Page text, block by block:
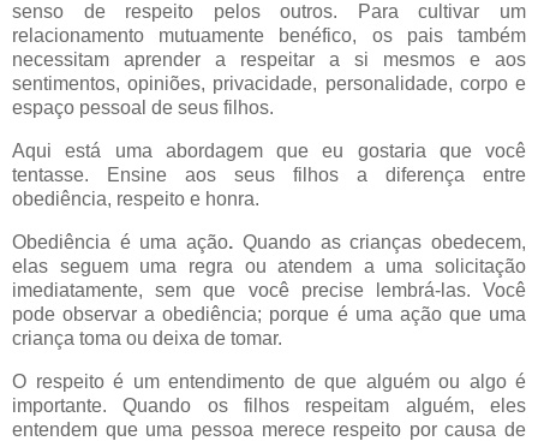
senso de respeito pelos outros. Para cultivar um
relacionamento mutuamente benéfico, os pais também
necessitam aprender a respeitar a si mesmos e aos
sentimentos, opiniões, privacidade, personalidade, corpo e
espaço pessoal de seus filhos.
Aqui está uma abordagem que eu gostaria que você
tentasse. Ensine aos seus filhos a diferença entre
obediência, respeito e honra.
Obediência é umaação. Quando as crianças obedecem,
elas seguem uma regra ou atendem a uma solicitação
imediatamente, sem que você precise lembrá-las. Você
pode observar a obediência; porque é uma ação que uma
criança toma ou deixa de tomar.
O respeitoé um entendimento deque alguém ou algo é
importante. Quando os filhos respeitam alguém, eles
entendem que uma pessoa merece respeito por causa de